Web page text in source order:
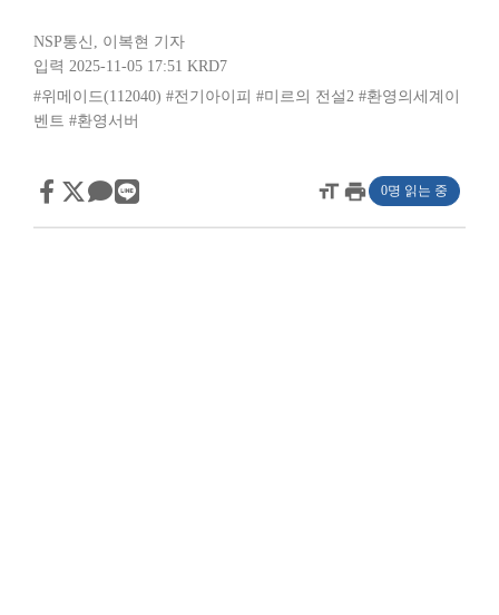
NSP통신 , 이복현 기자
입력 2025-11-05 17:51 KRD7
#위메이드(112040) #전기아이피 #미르의 전설2 #환영의세계이
벤트 #환영서버
format_sizeprint 0명 읽는 중